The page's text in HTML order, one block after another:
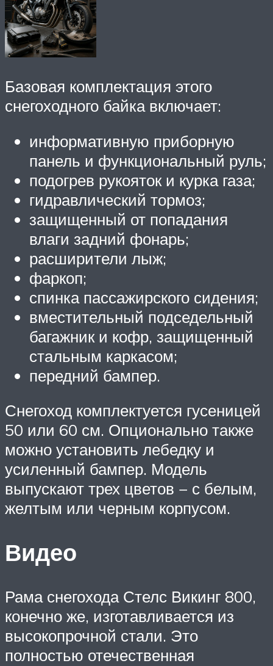
Базовая комплектация этого
снегоходного байка включает:
информативную приборную
панель и функциональный руль;
подогрев рукояток и курка газа;
гидравлический тормоз;
защищенный от попадания
влаги задний фонарь;
расширители лыж;
фаркоп;
спинка пассажирского сидения;
вместительный подседельный
багажник и кофр, защищенный
стальным каркасом;
передний бампер.
Снегоход комплектуется гусеницей
50 или 60 см. Опционально также
можно установить лебедку и
усиленный бампер. Модель
выпускают трех цветов − с белым,
желтым или черным корпусом.
Видео
Рама снегохода Стелс Викинг 800,
конечно же, изготавливается из
высокопрочной стали. Это
полностью отечественная